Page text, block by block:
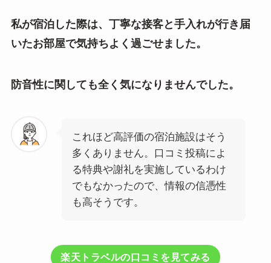
私が宿泊した際は、丁寧な接客と手入れが行き届
いたお部屋で気持ちよく過ごせました。
防音性に関しても全く気になりませんでした。
これほど高評価の宿泊施設はそう
多くありません。口コミ投稿によ
る特典や謝礼を実施しているわけ
でもなかったので、情報の信憑性
も高そうです。
楽天トラベルの口コミを見てみる